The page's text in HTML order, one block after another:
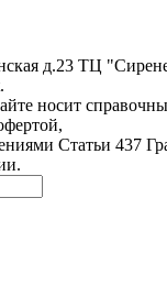
д.23 ТЦ
носит
Статьи 437